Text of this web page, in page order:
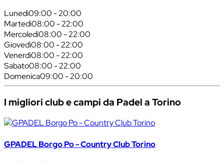
Lunedì09:00 - 20:00
Martedì08:00 - 22:00
Mercoledì08:00 - 22:00
Giovedì08:00 - 22:00
Venerdì08:00 - 22:00
Sabato08:00 - 22:00
Domenica09:00 - 20:00
I migliori club e campi da Padel a Torino
GPADEL Borgo Po - Country Club Torino